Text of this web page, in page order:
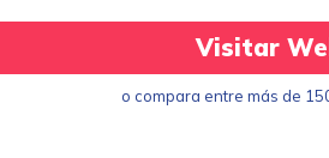
Visitar
o compara entre más de